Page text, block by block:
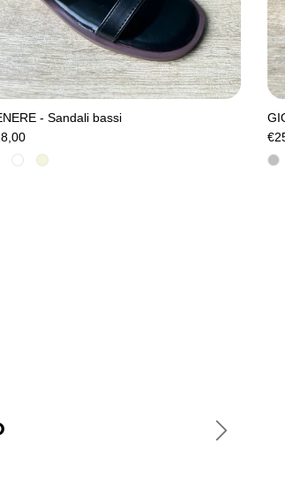
- Sandali bassi
Avanti